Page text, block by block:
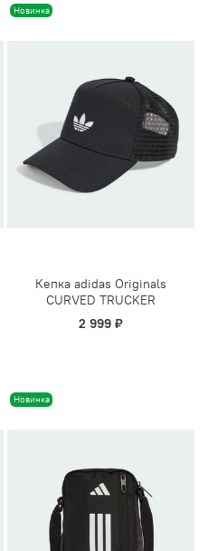
Новинка
Кепка adidas Originals
CURVED TRUCKER
2 999 ₽
Новинка